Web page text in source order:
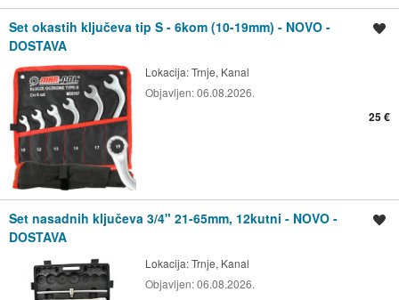
Set okastih ključeva tip S - 6kom (10-19mm) - NOVO -
DOSTAVA
Lokacija:Trnje, Kanal
Objavljen:06.08.2026.
25 €
Set nasadnih ključeva 3/4" 21-65mm, 12kutni - NOVO -
DOSTAVA
Lokacija:Trnje, Kanal
Objavljen:06.08.2026.